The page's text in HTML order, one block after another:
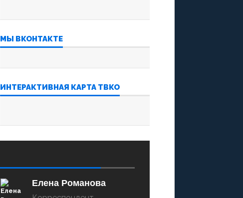
МЫ ВКОНТАКТЕ
ИНТЕРАКТИВНАЯ КАРТА ТВКО
Елена Романова